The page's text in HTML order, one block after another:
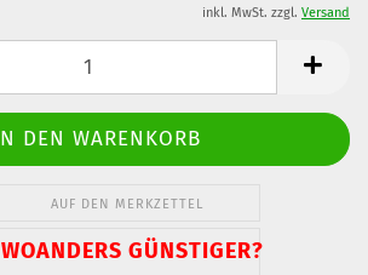
inkl. MwSt. zzgl. Versand
AUF DEN MERKZETTEL
WOANDERS GÜNSTIGER?